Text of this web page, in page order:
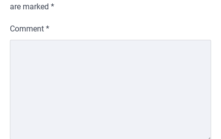
are marked *
Comment *